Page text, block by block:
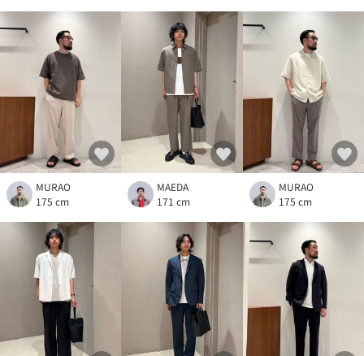
MURAO
175 cm
MAEDA
171 cm
MURAO
175 cm